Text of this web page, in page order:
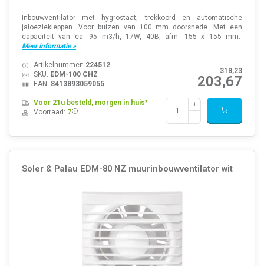
Inbouwventilator met hygrostaat, trekkoord en automatische
jaloeziekleppen. Voor buizen van 100 mm doorsnede. Met een
capaciteit van ca. 95 m3/h, 17W, 40B, afm. 155 x 155 mm.
Meer informatie »
318,23
203,67
Artikelnummer: 224512
SKU: EDM-100 CHZ
EAN: 8413893059055
Voor 21u besteld, morgen in huis*
Voorraad: 7
Soler & Palau EDM-80 NZ muurinbouwventilator wit